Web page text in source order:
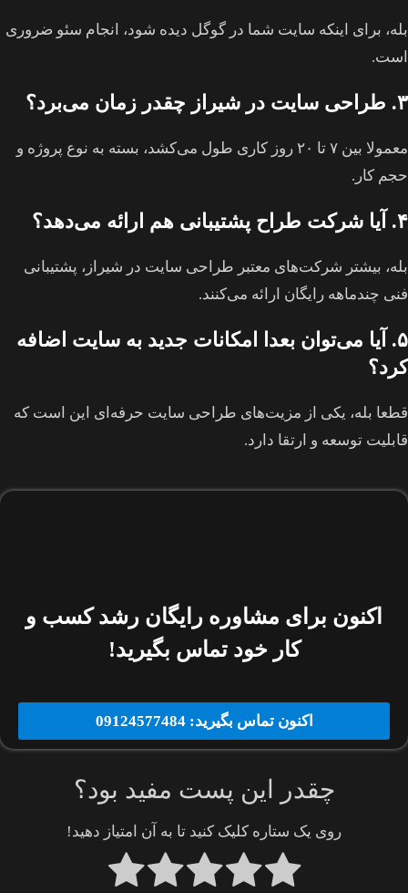
بله، برای اینکه سایت شما در گوگل دیده شود، انجام سئو ضروری
است.
۳. طراحی سایت در شیراز چقدر زمان می‌برد؟
معمولا بین ۷ تا ۲۰ روز کاری طول می‌کشد، بسته به نوع پروژه و
حجم کار.
۴. آیا شرکت طراح پشتیبانی هم ارائه می‌دهد؟
بله، بیشتر شرکت‌های معتبر طراحی سایت در شیراز، پشتیبانی
فنی چندماهه رایگان ارائه می‌کنند.
۵. آیا می‌توان بعدا امکانات جدید به سایت اضافه
کرد؟
قطعا بله، یکی از مزیت‌های طراحی سایت حرفه‌ای این است که
قابلیت توسعه و ارتقا دارد.
اکنون برای مشاوره رایگان رشد کسب و
کار خود تماس بگیرید!
اکنون تماس بگیرید: 09124577484
چقدر این پست مفید بود؟
روی یک ستاره کلیک کنید تا به آن امتیاز دهید!